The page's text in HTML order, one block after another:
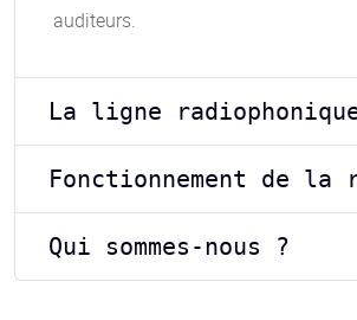
auditeurs.
La ligne
Fonctionnement de la
Qui sommes-nous ?